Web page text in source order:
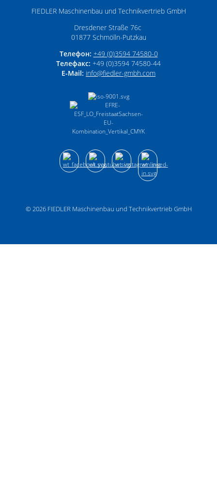
FIEDLER Maschinenbau und Technikvertrieb GmbH
Dresdener Straße 76c
01877 Schmölln-Putzkau
Телефон: +49 (0)3594 74580-0
Телефакс: +49 (0)3594 74580-44
E-Mail: info­@­fiedler-gmbh­.­com
© 2026 FIEDLER Maschinenbau und Technikvertrieb GmbH